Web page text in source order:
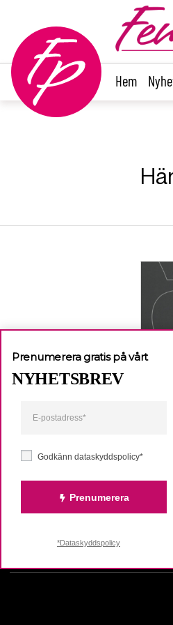
Hem
Godkänn dataskyddspolicy*
Prenumerera
Prenumerera gratis på vårt
NYHETSBREV
*Dataskyddspolicy